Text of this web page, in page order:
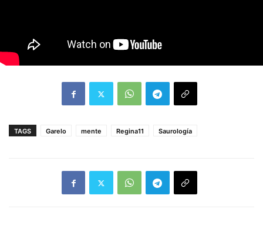
TAGS Garelo mente Regina11 Saurología